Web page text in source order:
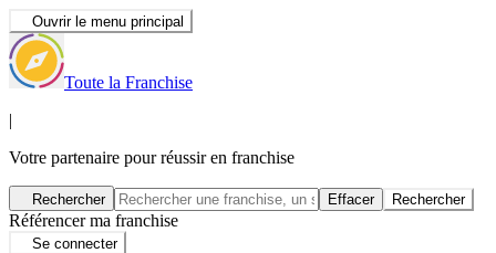
Ouvrir le menu principal
Toute la Franchise
|
Votre partenaire pour réussir en franchise
Rechercher Effacer Rechercher
Référencer ma franchise
Se connecter